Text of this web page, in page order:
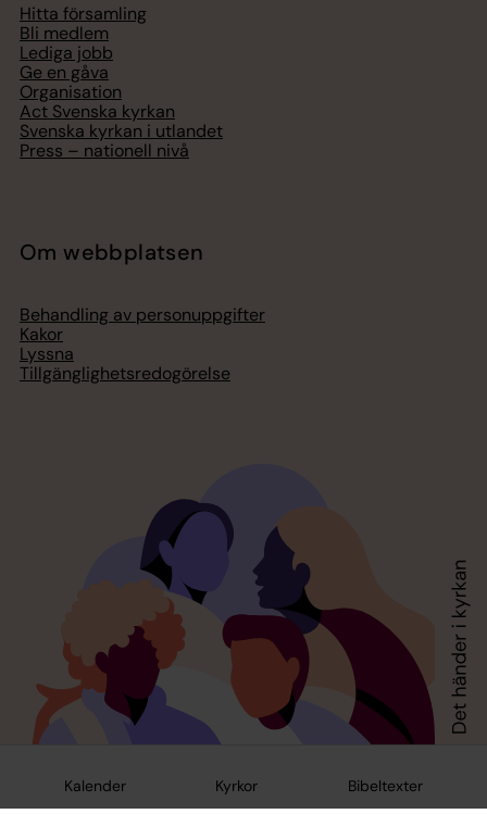
Kalender Kyrkor Bibeltexter
Hitta församling
Bli medlem
Lediga jobb
Ge en gåva
Organisation
Act Svenska kyrkan
Svenska kyrkan i utlandet
Press – nationell nivå
Om webbplatsen
Behandling av personuppgifter
Kakor
Lyssna
Tillgänglighetsredogörelse